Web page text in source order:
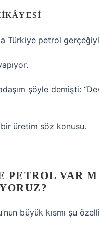
Türkiye petrol
şöyle demişti:
üretim söz konusu.
PETROL VAR
büyük kısmı şu